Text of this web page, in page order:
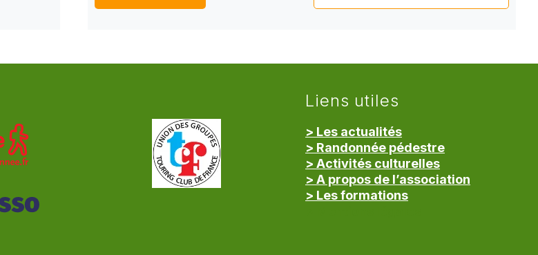
Liens utiles
> Les actualités
> Randonnée pédestre
> Activités culturelles
> A propos de l’association
> Les formations